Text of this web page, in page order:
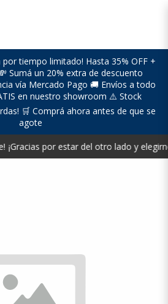
por tiempo limitado! Hasta 35% OFF +
Sumá un 20% extra de descuento
vía Mercado Pago 🚚 Envíos a todo
en nuestro showroom ⚠️ Stock
🛒 Comprá ahora antes de que se
agote
¡Gracias por estar del otro lado y